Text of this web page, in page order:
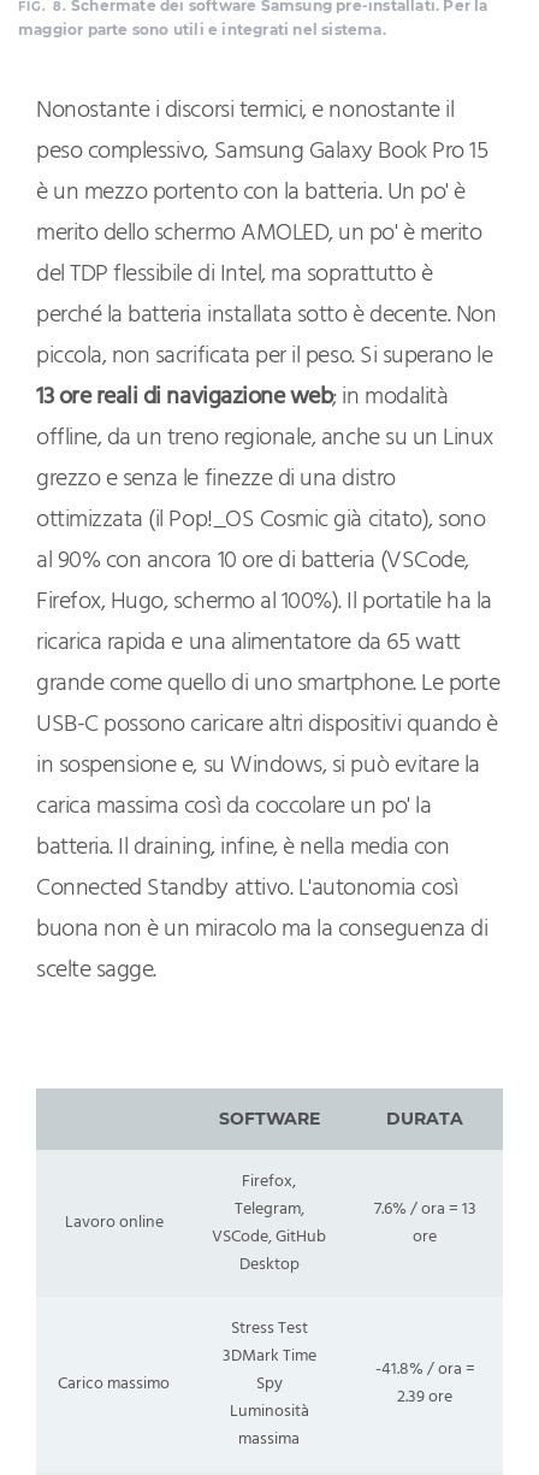
FIG. 8. Schermate dei software Samsung pre-installati. Per la
maggior parte sono utili e integrati nel sistema.
Nonostante i discorsi termici, e nonostante il
peso complessivo, Samsung Galaxy Book Pro 15
è un mezzo portento con la batteria. Un po' è
merito dello schermo AMOLED, un po' è merito
del TDP flessibile di Intel, ma soprattutto è
perché la batteria installata sotto è decente. Non
piccola, non sacrificata per il peso. Si superano le
13 ore reali di navigazione web; in modalità
offline, da un treno regionale, anche su un Linux
grezzo e senza le finezze di una distro
ottimizzata (il Pop!_OS Cosmic già citato), sono
al 90% con ancora 10 ore di batteria (VSCode,
Firefox, Hugo, schermo al 100%). Il portatile ha la
ricarica rapida e una alimentatore da 65 watt
grande come quello di uno smartphone. Le porte
USB-C possono caricare altri dispositivi quando è
in sospensione e, su Windows, si può evitare la
carica massima così da coccolare un po' la
batteria. Il draining, infine, è nella media con
Connected Standby attivo. L'autonomia così
buona non è un miracolo ma la conseguenza di
scelte sagge.
SOFTWARE DURATA
Lavoro online
Firefox,
Telegram,
VSCode, GitHub
Desktop
7.6% / ora = 13
ore
Carico massimo
Stress Test
3DMark Time
Spy
Luminosità
massima
-41.8% / ora =
2.39 ore